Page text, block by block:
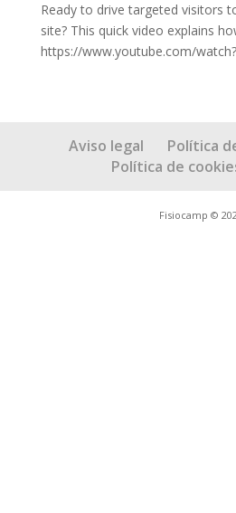
Ready to drive targeted visitors
site? This quick video explains
https://www.youtube.com/
Aviso legal
Política
Política de
Fisiocamp ©